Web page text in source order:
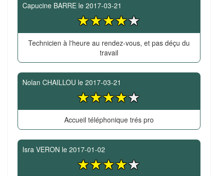
Capucine BARRE le 2017-03-21
Technicien à l'heure au rendez-vous, et pas déçu du
travail
Nolan CHAILLOU le 2017-03-21
Accueil téléphonique trés pro
Isra VERON le 2017-01-02